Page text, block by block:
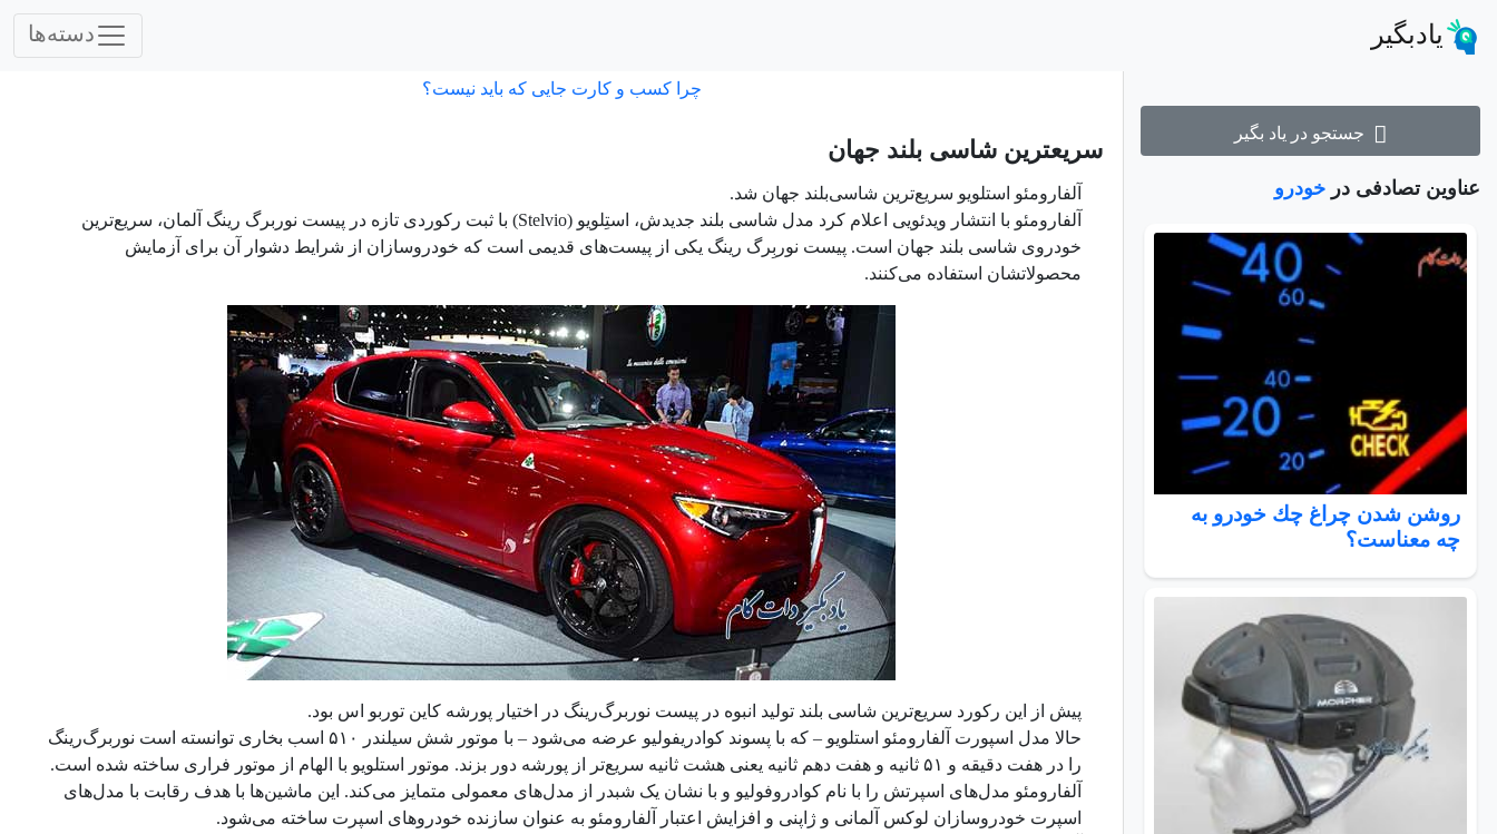
یادبگیر دسته‌ها
جستجو در یاد بگیر
عناوین تصادفی در خودرو
روشن شدن چراغ چك خودرو به
چه معناست؟
چرا کسب و کارت جایی که باید نیست؟
سریعترین شاسی بلند جهان
آلفارومئو استلویو سریع‌ترین شاسی‌بلند جهان شد.
آلفارومئو با انتشار ویدئویی اعلام کرد مدل شاسی بلند جدیدش، استِلویو (Stelvio) با ثبت رکوردی تازه در پیست نوربرگ‌ رینگ آلمان، سریع‌ترین
خودروی شاسی بلند جهان است. پیست نوربِرگ‌ رینگ یکی از پیست‌های قدیمی است که خودروسازان از شرایط دشوار آن برای آزمایش
محصولاتشان استفاده می‌کنند.
پیش از این رکورد سریع‌ترین شاسی بلند تولید انبوه در پیست نوربرگ‌رینگ در اختیار پورشه کاین توربو اس بود.
حالا مدل اسپورت آلفارومئو استلویو – که با پسوند کوادریفولیو عرضه می‌شود – با موتور شش سیلندر ۵۱۰ اسب بخاری توانسته است نوربرگ‌رینگ
را در هفت دقیقه و ۵۱ ثانیه و هفت دهم ثانیه یعنی هشت ثانیه سریع‌تر از پورشه دور بزند. موتور استلویو با الهام از موتور فراری ساخته شده است.
آلفارومئو مدل‌های اسپرتش را با نام کوادروفولیو و با نشان یک شبدر از مدل‌های معمولی متمایز می‌کند. این ماشین‌ها با هدف رقابت با مدل‌های
اسپرت خودروسازان لوکس آلمانی و ژاپنی و افزایش اعتبار آلفارومئو به عنوان سازنده خودروهای اسپرت ساخته می‌شود.